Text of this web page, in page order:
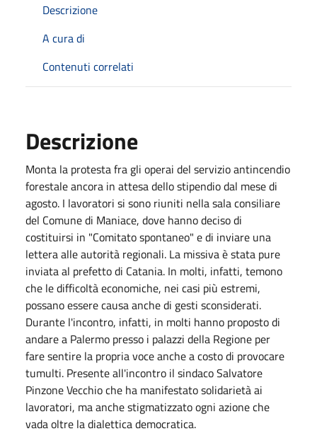
Descrizione
A cura di
Contenuti correlati
Descrizione
Monta la protesta fra gli operai del servizio antincendio
forestale ancora in attesa dello stipendio dal mese di
agosto. I lavoratori si sono riuniti nella sala consiliare
del Comune di Maniace, dove hanno deciso di
costituirsi in "Comitato spontaneo" e di inviare una
lettera alle autorità regionali. La missiva è stata pure
inviata al prefetto di Catania. In molti, infatti, temono
che le difficoltà economiche, nei casi più estremi,
possano essere causa anche di gesti sconsiderati.
Durante l'incontro, infatti, in molti hanno proposto di
andare a Palermo presso i palazzi della Regione per
fare sentire la propria voce anche a costo di provocare
tumulti. Presente all'incontro il sindaco Salvatore
Pinzone Vecchio che ha manifestato solidarietà ai
lavoratori, ma anche stigmatizzato ogni azione che
vada oltre la dialettica democratica.